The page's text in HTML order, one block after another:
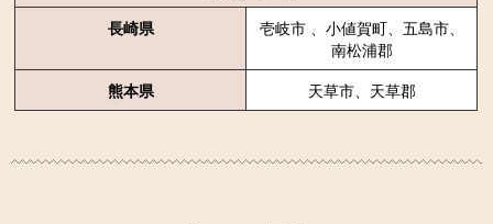
長崎県
壱岐市 、小値賀町、五島市、
南松浦郡
熊本県
天草市、天草郡